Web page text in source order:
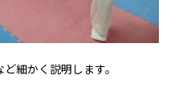
細かく説明します。